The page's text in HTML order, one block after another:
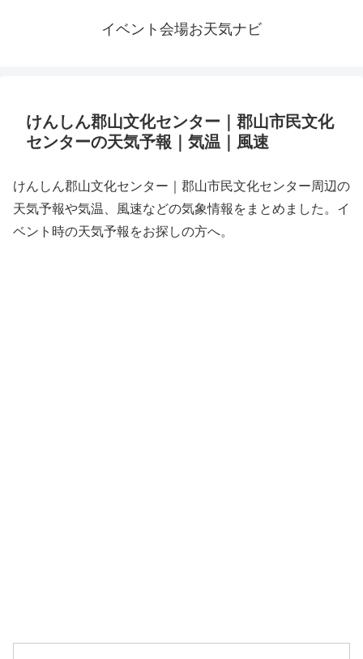
イベント会場お天気ナビ
けんしん郡山文化センター｜郡山市民文化
センターの天気予報｜気温｜風速
けんしん郡山文化センター｜郡山市民文化センター周辺の
天気予報や気温、風速などの気象情報をまとめました。イ
ベント時の天気予報をお探しの方へ。